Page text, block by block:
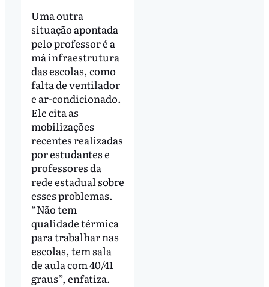
Uma outra
situação apontada
pelo professor é a
má infraestrutura
das escolas, como
falta de ventilador
e ar-condicionado.
Ele cita as
mobilizações
recentes realizadas
por estudantes e
professores da
rede estadual sobre
esses problemas.
“Não tem
qualidade térmica
para trabalhar nas
escolas, tem sala
de aula com 40/41
graus”, enfatiza.